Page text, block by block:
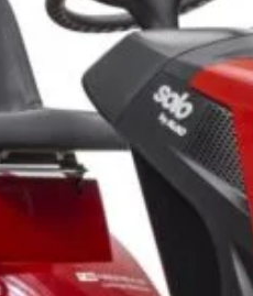
Salvat
SKU: 127692
Categories: